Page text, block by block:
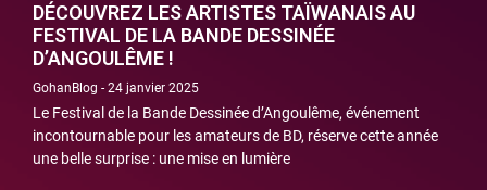
DÉCOUVREZ LES ARTISTES TAÏWANAIS AU
FESTIVAL DE LA BANDE DESSINÉE
D’ANGOULÊME !
GohanBlog 24 janvier 2025
Le Festival de la Bande Dessinée d’Angoulême, événement
incontournable pour les amateurs de BD, réserve cette année
une belle surprise : une mise en lumière